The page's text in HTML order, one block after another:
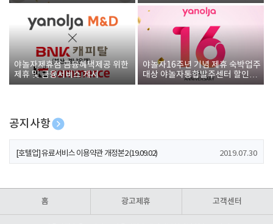
야놀자제휴점 금융혜택제공 위한
제휴 및 금융서비스 게시
야놀자16주년 기념 제휴 숙박업주
대상 야놀자통합발주센터 할인쿠
폰 증정
공지사항
[호텔업] 개인정보 처리방침 개정본1 (19.09.02)
[호텔업] 유료서비스 이용약관 개정본2 (19.09.02) 2019.07.30
홈 광고제휴 고객센터